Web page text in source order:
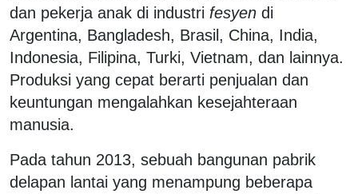
dan pekerja anak di industri fesyen di
Argentina, Bangladesh, Brasil, China, India,
Indonesia, Filipina, Turki, Vietnam, dan lainnya.
Produksi yang cepat berarti penjualan dan
keuntungan mengalahkan kesejahteraan
manusia.
Pada tahun 2013, sebuah bangunan pabrik
delapan lantai yang menampung beberapa